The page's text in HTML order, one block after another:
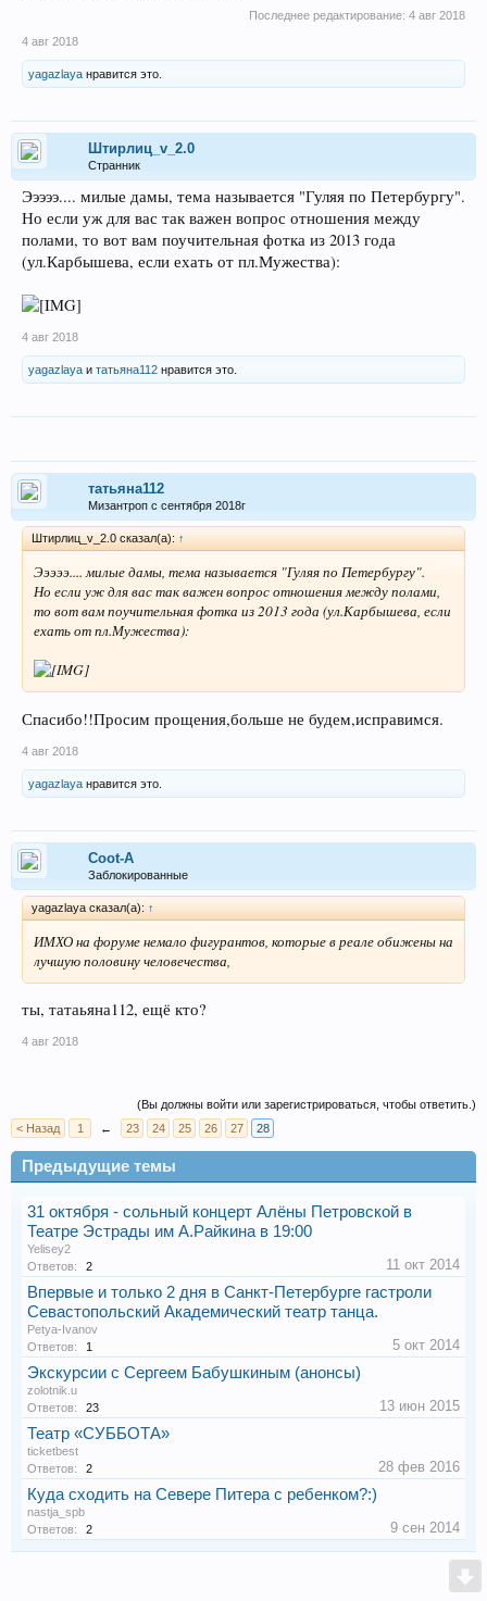
Последнее редактирование: 4 авг 2018
4 авг 2018
yagazlaya нравится это.
Штирлиц_v_2.0
Странник
Эээээ.... милые дамы, тема называется "Гуляя по Петербургу".
Но если уж для вас так важен вопрос отношения между
полами, то вот вам поучительная фотка из 2013 года
(ул.Карбышева, если ехать от пл.Мужества):
4 авг 2018
yagazlaya и татьяна112 нравится это.
татьяна112
Мизантроп с сентября 2018г
Штирлиц_v_2.0 сказал(а): ↑
Эээээ.... милые дамы, тема называется "Гуляя по Петербургу".
Но если уж для вас так важен вопрос отношения между полами,
то вот вам поучительная фотка из 2013 года (ул.Карбышева, если
ехать от пл.Мужества):
Спасибо!!Просим прощения,больше не будем,исправимся.
4 авг 2018
yagazlaya нравится это.
Coot-A
Заблокированные
yagazlaya сказал(а): ↑
ИМХО на форуме немало фигурантов, которые в реале обижены на
лучшую половину человечества,
ты, татаьяна112, ещё кто?
4 авг 2018
(Вы должны войти или зарегистрироваться, чтобы ответить.)
< Назад
1 ← 23 24 25 26 27 28
Предыдущие темы
31 октября - сольный концерт Алёны Петровской в
Театре Эстрады им А.Райкина в 19:00
Yelisey2
Ответов:
2 11 окт 2014
Впервые и только 2 дня в Санкт-Петербурге гастроли
Севастопольский Академический театр танца.
Petya-Ivanov
Ответов:
1 5 окт 2014
Экскурсии с Сергеем Бабушкиным (анонсы)
zolotnik.u
Ответов:
23 13 июн 2015
Театр «СУББОТА»
ticketbest
Ответов:
2 28 фев 2016
Куда сходить на Севере Питера с ребенком?:)
nastja_spb
Ответов:
2 9 сен 2014